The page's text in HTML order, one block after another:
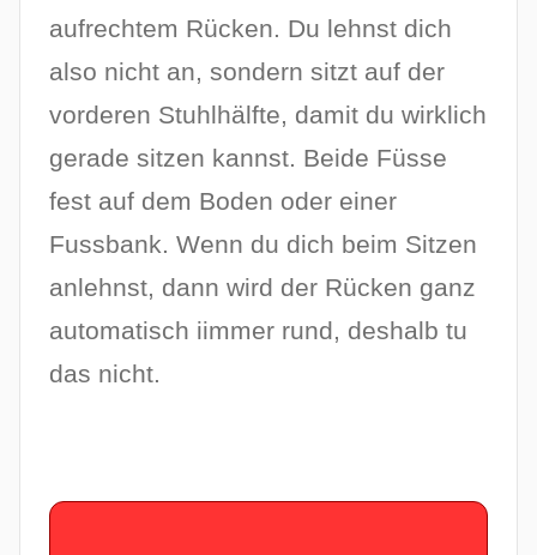
aufrechtem Rücken. Du lehnst dich
also nicht an, sondern sitzt auf der
vorderen Stuhlhälfte, damit du wirklich
gerade sitzen kannst. Beide Füsse
fest auf dem Boden oder einer
Fussbank. Wenn du dich beim Sitzen
anlehnst, dann wird der Rücken ganz
automatisch iimmer rund, deshalb tu
das nicht.